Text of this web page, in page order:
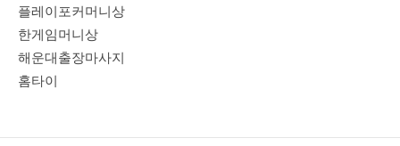
플레이포커머니상
한게임머니상
해운대출장마사지
홈타이